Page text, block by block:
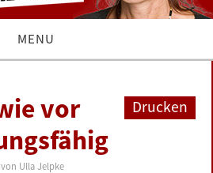
MENU
Drucken
vor
von Ulla Jelpke